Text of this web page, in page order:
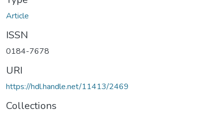
Article
ISSN
0184-7678
URI
https://hdl.handle.net/11413/2469
Collections